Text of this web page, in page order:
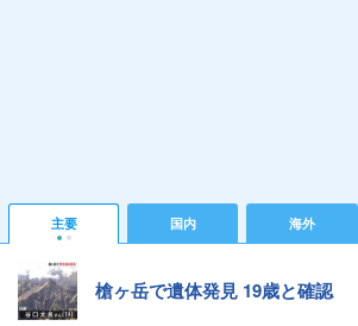
主要 国内 海外
槍ヶ岳で遺体発見 19歳と確認